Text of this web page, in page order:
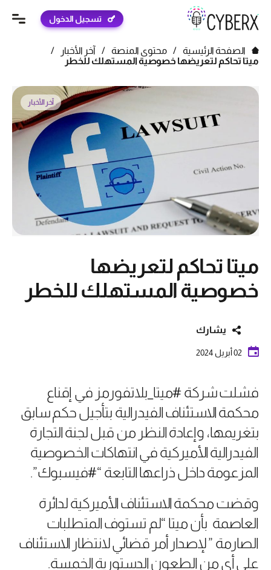
تسجيل الدخول
الصفحة الرئيسية / محتوى المنصة / آخر الأخبار
/
ميتا تحاكم لتعريضها خصوصية المستهلك للخطر
آخر الأخبار
ميتا تحاكم لتعريضها
خصوصية المستهلك للخطر
يشارك
02 أبريل 2024
فشلت شركة #ميتا_بلاتفورمز في إقناع
محكمة الاستئناف الفيدرالية بتأجيل حكم سابق
بتغريمها، وإعادة النظر من قبل لجنة التجارة
الفيدرالية الأميركية في انتهاكات الخصوصية
المزعومة داخل ذراعها التابعة “#فيسبوك”.
وقضت محكمة الاستئناف الأميركية لدائرة
العاصمة بأن ميتا “لم تستوف المتطلبات
الصارمة ” لإصدار أمر قضائي لانتظار الاستئناف
على أي من الطعون الدستورية الخمسة.